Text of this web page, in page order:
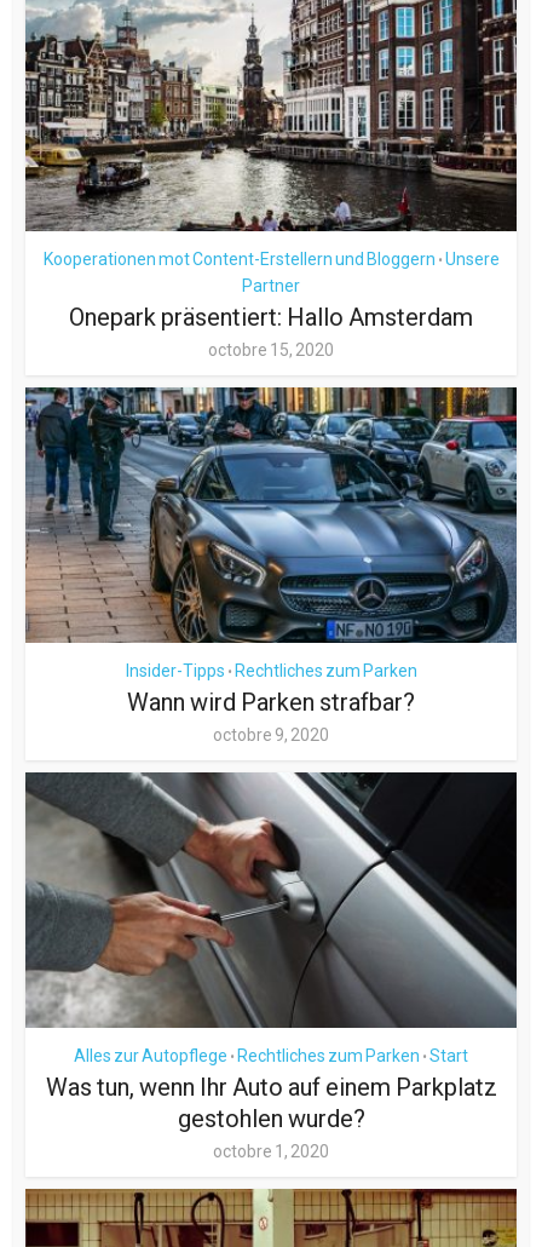
Kooperationen mot Content-Erstellern und Bloggern • Unsere
Partner
Onepark präsentiert: Hallo Amsterdam
octobre 15, 2020
Insider-Tipps • Rechtliches zum Parken
Wann wird Parken strafbar?
octobre 9, 2020
Alles zur Autopflege • Rechtliches zum Parken • Start
Was tun, wenn Ihr Auto auf einem Parkplatz
gestohlen wurde?
octobre 1, 2020